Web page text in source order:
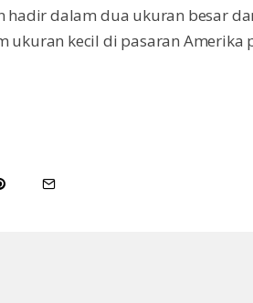
hadir dalam dua ukuran besar
ukuran kecil di pasaran Amerika